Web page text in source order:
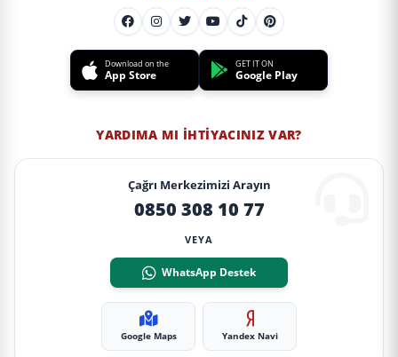
Download on the
App Store
GET IT ON
Google Play
YARDIMA MI İHTIYACINIZ VAR?
Çağrı Merkezimizi Arayın
0850 308 10 77
VEYA
WhatsApp Destek
Google Maps Yandex Navi